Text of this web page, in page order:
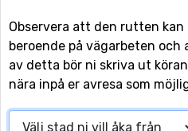
Observera att den rutten
beroende på vägarbeten och
av detta bör ni skriva ut
nära inpå er avresa som